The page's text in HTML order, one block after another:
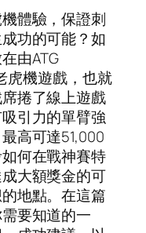
體驗，保證刺
功的可能？如
由ATG
虎機遊戲，也就
捲了線上遊戲
引力的單臂強
高可達51,000
何在戰神賽特
大額獎金的可
地點。在這篇
要知道的一